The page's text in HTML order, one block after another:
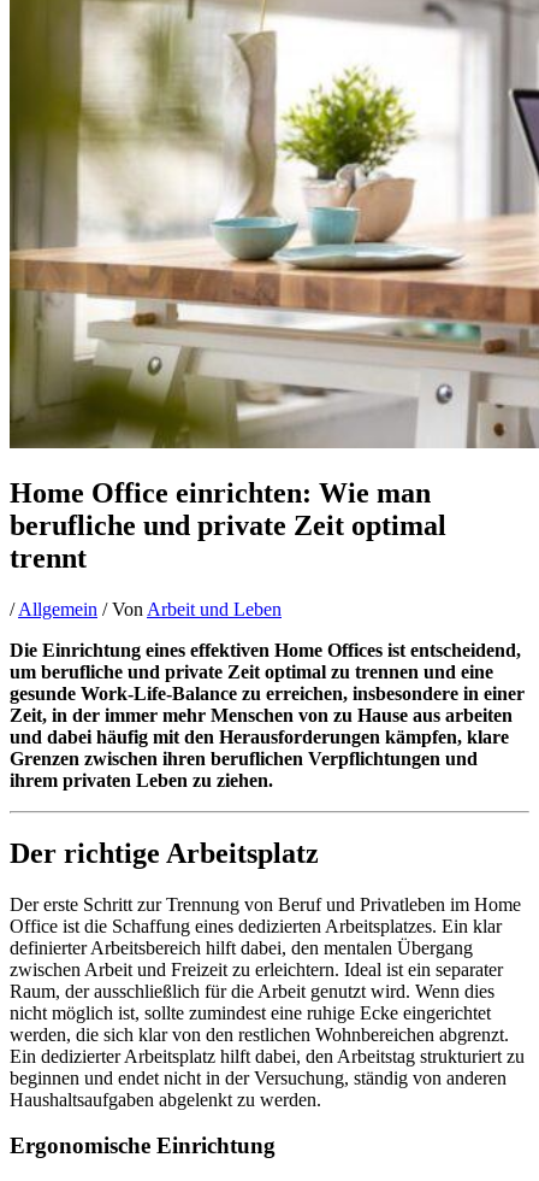
Home Office einrichten: Wie man
berufliche und private Zeit optimal
trennt
/Allgemein / Von Arbeit und Leben
Die Einrichtung eines effektiven Home Offices ist entscheidend,
um berufliche und private Zeit optimal zu trennen und eine
gesunde Work-Life-Balance zu erreichen, insbesondere in einer
Zeit, in der immer mehr Menschen von zu Hause aus arbeiten
und dabei häufig mit den Herausforderungen kämpfen, klare
Grenzen zwischen ihren beruflichen Verpflichtungen und
ihrem privaten Leben zu ziehen.
Der richtige Arbeitsplatz
Der erste Schritt zur Trennung von Beruf und Privatleben im Home
Office ist die Schaffung eines dedizierten Arbeitsplatzes. Ein klar
definierter Arbeitsbereich hilft dabei, den mentalen Übergang
zwischen Arbeit und Freizeit zu erleichtern. Ideal ist ein separater
Raum, der ausschließlich für die Arbeit genutzt wird. Wenn dies
nicht möglich ist, sollte zumindest eine ruhige Ecke eingerichtet
werden, die sich klar von den restlichen Wohnbereichen abgrenzt.
Ein dedizierter Arbeitsplatz hilft dabei, den Arbeitstag strukturiert zu
beginnen und endet nicht in der Versuchung, ständig von anderen
Haushaltsaufgaben abgelenkt zu werden.
Ergonomische Einrichtung